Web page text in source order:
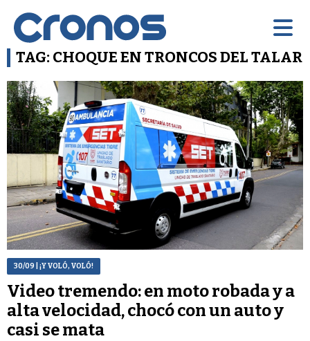
TAG: CHOQUE EN TRONCOS DEL TALAR
30/09 | ¡Y VOLÓ, VOLÓ!
Video tremendo: en moto robada y a
alta velocidad, chocó con un auto y
casi se mata